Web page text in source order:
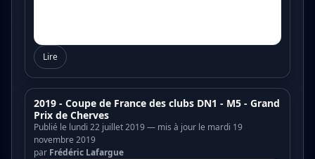
Lire
2019 - Coupe de France des clubs DN1 - M5 - Grand
Prix de Cherves
Publié le lundi 22 juillet 2019 — mis à jour le mardi 19
novembre 2019
par Frédéric Lafargue